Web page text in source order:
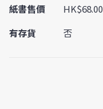
紙書售價
HK$68.00
有存貨
否